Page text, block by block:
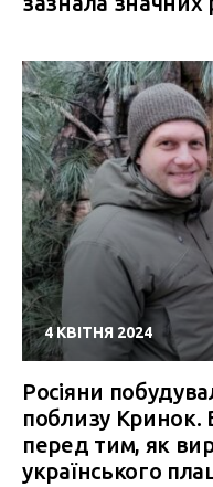
4 КВІТНЯ 2024
Росіяни
поблизу Кринок.
перед тим, як
українського